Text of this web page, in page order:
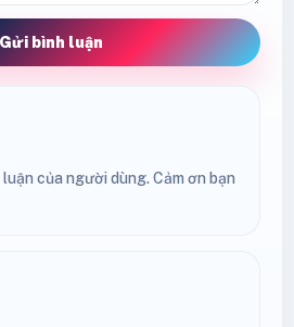
Gửi bình luận
của người dùng. Cảm ơn bạn